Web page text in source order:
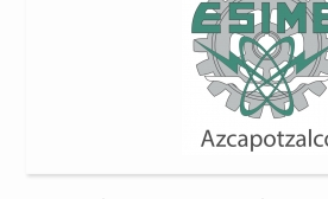
Reuniones y Conferencias